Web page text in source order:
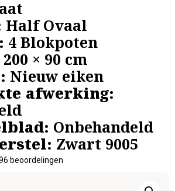
Half Ovaal
4 Blokpoten
200 × 90 cm
Nieuw eiken
afwerking:
Onbehandeld
Zwart 9005
beoordelingen